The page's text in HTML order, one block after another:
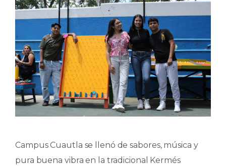
Campus Cuautla se llenó de sabores, música y
pura buena vibra en la tradicional Kermés